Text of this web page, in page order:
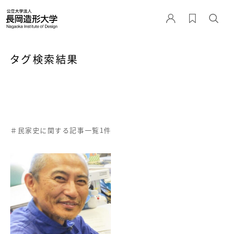
タグ検索結果
＃民家史に関する記事一覧1件